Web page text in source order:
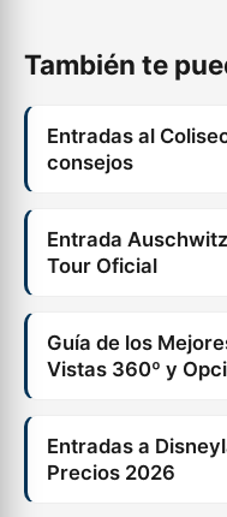
También te
Entradas al
consejos
Entrada
Tour Oficial
Guía de los
Vistas 360º y
Entradas a
Precios 2026